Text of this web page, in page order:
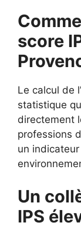
score
Le calcul de
statistique
directement
professions
un
Un
IPS